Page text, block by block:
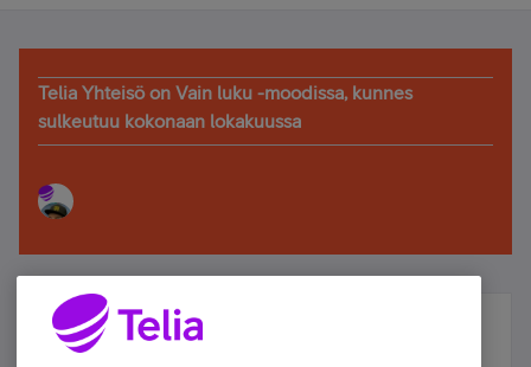
Telia Yhteisö on Vain luku -moodissa, kunnes
sulkeutuu kokonaan lokakuussa
Älä jää paitsi – osallistu ja voita!